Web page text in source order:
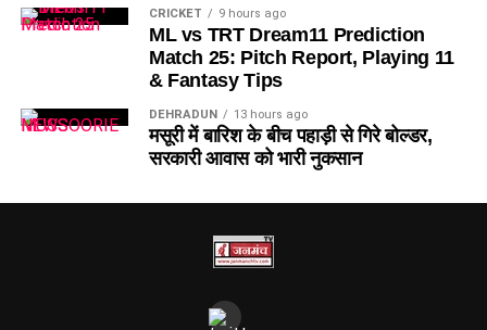
Ben Dwarshuis
Usman Tariq
Fantasy Tips for BPH vs SUL
Dream11 Team Today Match 24
टीम में कम से कम दो तेज गेंदबाज जरूर रखें।
Mitchell Marsh को कप्तान बनाना सुरक्षित विकल्प हो सकता
Grand League में Usman Tariq शानदार Differential
CRICKET 9 hours ago
ML vs TRT Dream11 Prediction
Match 25: Pitch Report, Playing 11
& Fantasy Tips
DEHRADUN 13 hours ago
मसूरी में बारिश के बीच पहाड़ी से गिरे बोल्डर,
सरकारी आवास को भारी नुकसान